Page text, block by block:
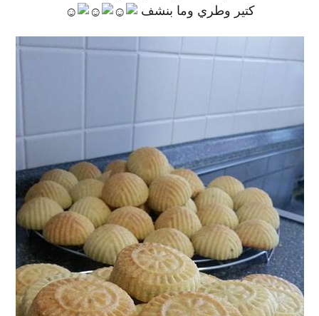
كتير وطري وما بنشف